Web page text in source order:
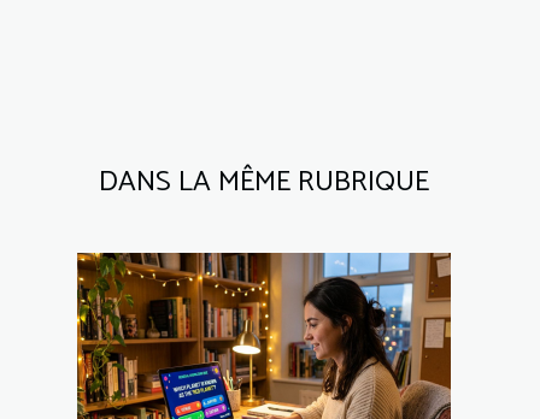
DANS LA MÊME RUBRIQUE